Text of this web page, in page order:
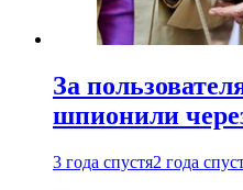
За
шпионили
3 года спустя2 года